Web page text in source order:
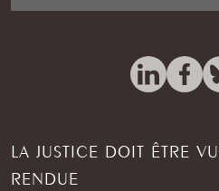
LA JUSTICE DOIT ÊTRE
RENDUE